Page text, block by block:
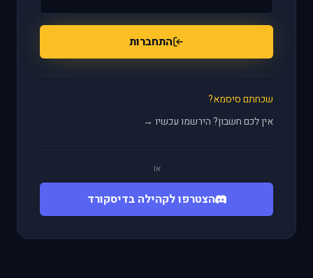
התחברות
שכחתם סיסמא?
אין לכם חשבון? הירשמו עכשיו →
או
הצטרפו לקהילה בדיסקורד